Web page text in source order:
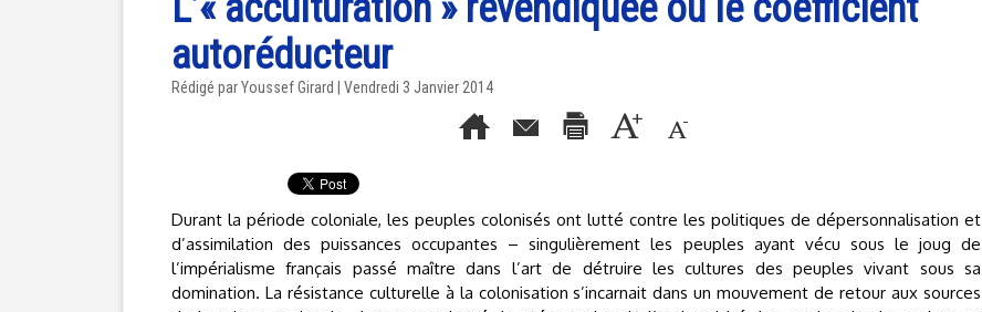
autoréducteur
Rédigé par Youssef Girard | Vendredi 3 Janvier 2014
Durant la période coloniale, les peuples colonisés ont lutté contre les politiques de dépersonnalisation et
d’assimilation des puissances occupantes – singulièrement les peuples ayant vécu sous le joug de
l’impérialisme français passé maître dans l’art de détruire les cultures des peuples vivant sous sa
domination. La résistance culturelle à la colonisation s’incarnait dans un mouvement de retour aux sources